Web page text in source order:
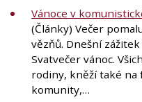
Vánoce v
(Články) Večer
vězňů. Dnešní
Svatvečer vánoc.
rodiny, kněží také
komunity,…